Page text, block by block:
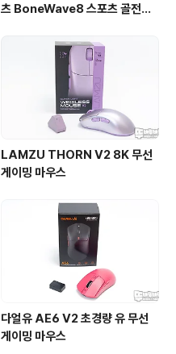
츠 BoneWave8 스포츠 골전도
LAMZU THORN V2 8K 무선
게이밍 마우스
다얼유 AE6 V2 초경량 유 무선
게이밍 마우스